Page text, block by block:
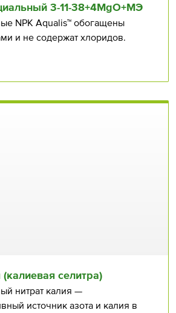
3⁠-11⁠⁠-38+4MgO+МЭ
NPK Aqualis™ обогащены
и не содержат хлоридов.
селитра)
нитрат калия —
источник азота и калия в